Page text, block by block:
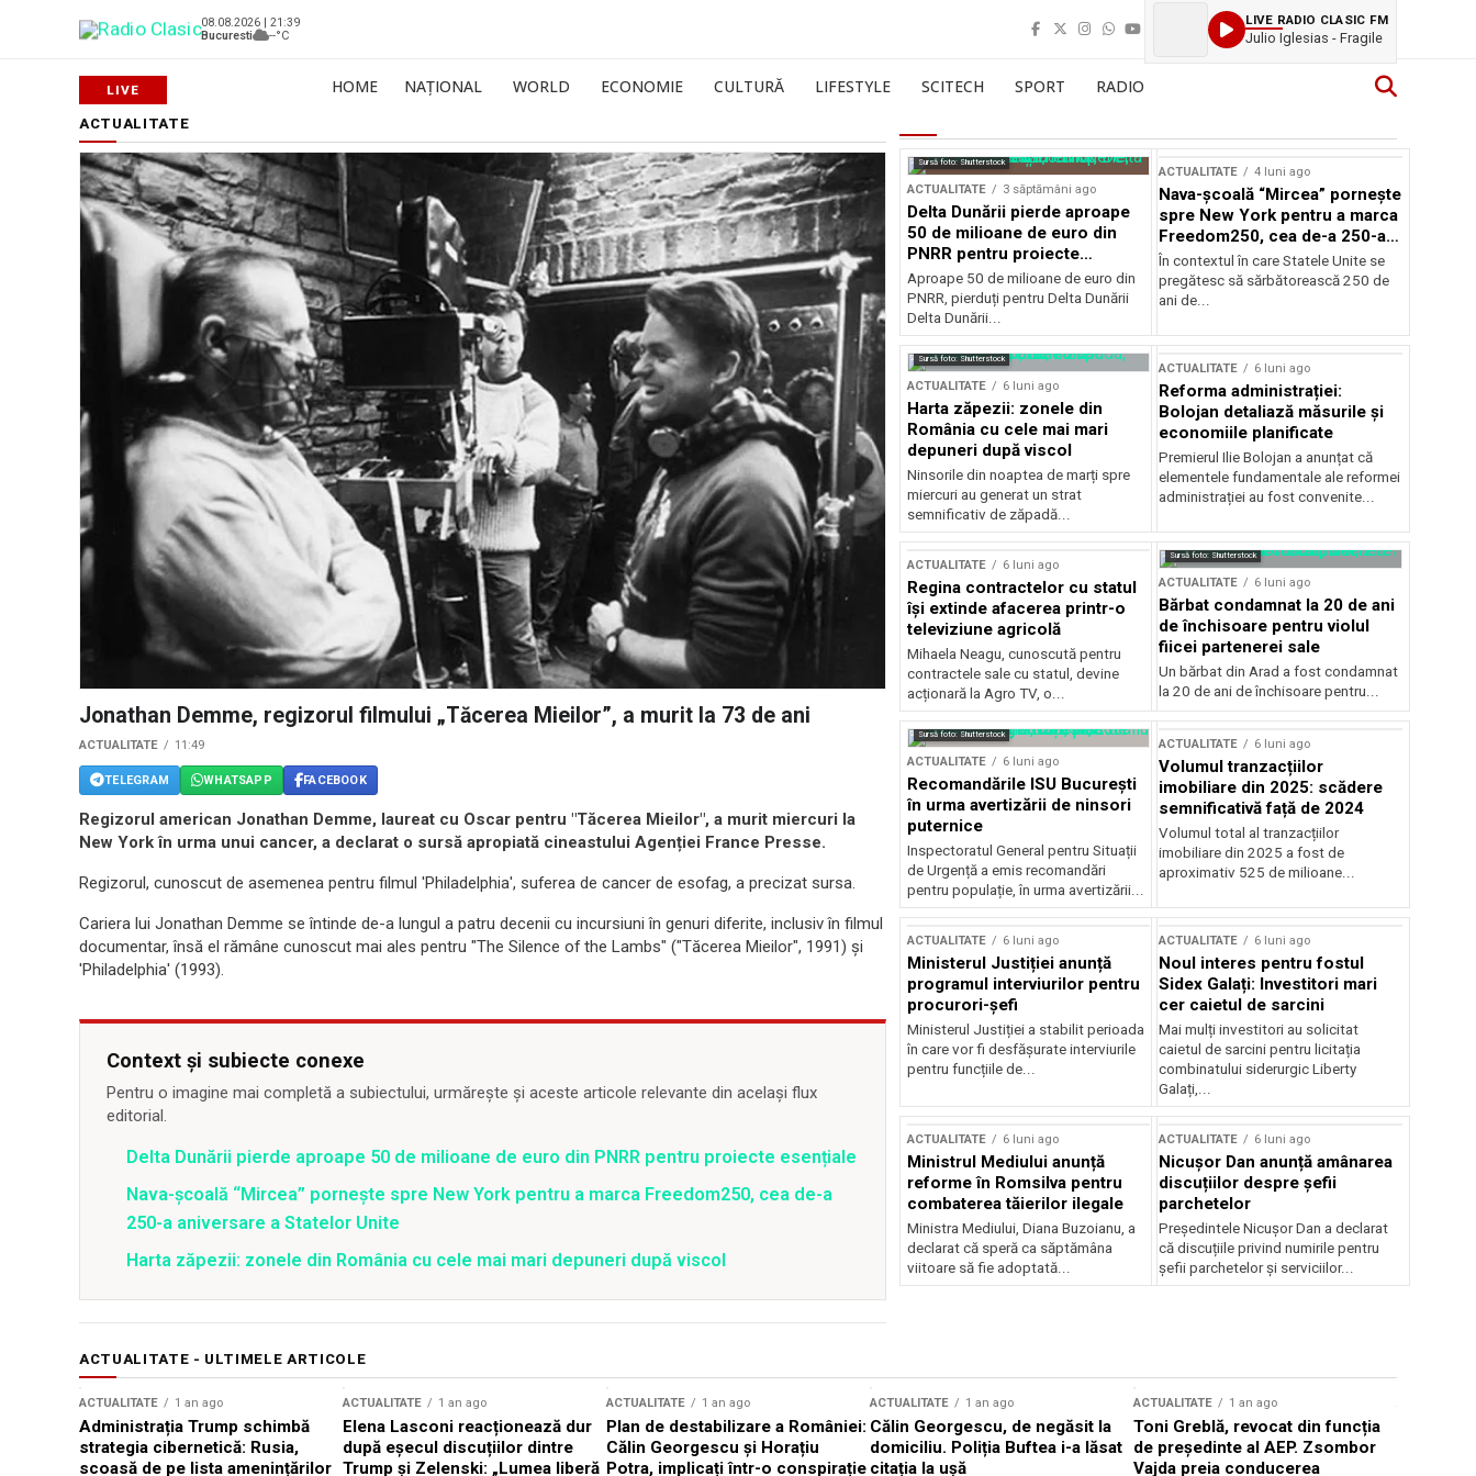
08.08.2026 | 21:39
Bucuresti
--°C
LIVE RADIO CLASIC FM
Julio Iglesias - Fragile
HOME NAȚIONAL WORLD ECONOMIE CULTURĂ LIFESTYLE SCITECH SPORT RADIO
ACTUALITATE
Jonathan Demme, regizorul filmului „Tăcerea Mieilor”, a murit la 73 de ani
ACTUALITATE 11:49
TELEGRAM WHATSAPP FACEBOOK
Regizorul american Jonathan Demme, laureat cu Oscar pentru "Tăcerea Mieilor", a murit miercuri la
New York în urma unui cancer, a declarat o sursă apropiată cineastului Agenției France Presse.
Regizorul, cunoscut de asemenea pentru filmul 'Philadelphia', suferea de cancer de esofag, a precizat sursa.
Cariera lui Jonathan Demme se întinde de-a lungul a patru decenii cu incursiuni în genuri diferite, inclusiv în filmul
documentar, însă el rămâne cunoscut mai ales pentru "The Silence of the Lambs" ("Tăcerea Mieilor", 1991) și
'Philadelphia' (1993).
Context și subiecte conexe
Pentru o imagine mai completă a subiectului, urmărește și aceste articole relevante din același flux
editorial.
Delta Dunării pierde aproape 50 de milioane de euro din PNRR pentru proiecte esențiale
Nava-școală “Mircea” pornește spre New York pentru a marca Freedom250, cea de-a
250-a aniversare a Statelor Unite
Harta zăpezii: zonele din România cu cele mai mari depuneri după viscol
Sursă foto: Shutterstock
ACTUALITATE 3 săptămâni ago
Delta Dunării pierde aproape
50 de milioane de euro din
PNRR pentru proiecte
esențiale
Aproape 50 de milioane de euro din
PNRR, pierduți pentru Delta Dunării
Delta Dunării...
ACTUALITATE 4 luni ago
Nava-școală “Mircea” pornește
spre New York pentru a marca
Freedom250, cea de-a 250-a
aniversare a Statelor Unite
În contextul în care Statele Unite se
pregătesc să sărbătorească 250 de
ani de...
Sursă foto: Shutterstock
ACTUALITATE 6 luni ago
Harta zăpezii: zonele din
România cu cele mai mari
depuneri după viscol
Ninsorile din noaptea de marți spre
miercuri au generat un strat
semnificativ de zăpadă...
ACTUALITATE 6 luni ago
Reforma administrației:
Bolojan detaliază măsurile și
economiile planificate
Premierul Ilie Bolojan a anunțat că
elementele fundamentale ale reformei
administrației au fost convenite...
ACTUALITATE 6 luni ago
Regina contractelor cu statul
își extinde afacerea printr-o
televiziune agricolă
Mihaela Neagu, cunoscută pentru
contractele sale cu statul, devine
acționară la Agro TV, o...
Sursă foto: Shutterstock
ACTUALITATE 6 luni ago
Bărbat condamnat la 20 de ani
de închisoare pentru violul
fiicei partenerei sale
Un bărbat din Arad a fost condamnat
la 20 de ani de închisoare pentru...
Sursă foto: Shutterstock
ACTUALITATE 6 luni ago
Recomandările ISU București
în urma avertizării de ninsori
puternice
Inspectoratul General pentru Situații
de Urgență a emis recomandări
pentru populație, în urma avertizării...
ACTUALITATE 6 luni ago
Volumul tranzacțiilor
imobiliare din 2025: scădere
semnificativă față de 2024
Volumul total al tranzacțiilor
imobiliare din 2025 a fost de
aproximativ 525 de milioane...
ACTUALITATE 6 luni ago
Ministerul Justiției anunță
programul interviurilor pentru
procurori-șefi
Ministerul Justiției a stabilit perioada
în care vor fi desfășurate interviurile
pentru funcțiile de...
ACTUALITATE 6 luni ago
Noul interes pentru fostul
Sidex Galați: Investitori mari
cer caietul de sarcini
Mai mulți investitori au solicitat
caietul de sarcini pentru licitația
combinatului siderurgic Liberty
Galați,...
ACTUALITATE 6 luni ago
Ministrul Mediului anunță
reforme în Romsilva pentru
combaterea tăierilor ilegale
Ministra Mediului, Diana Buzoianu, a
declarat că speră ca săptămâna
viitoare să fie adoptată...
ACTUALITATE 6 luni ago
Nicușor Dan anunță amânarea
discuțiilor despre șefii
parchetelor
Președintele Nicușor Dan a declarat
că discuțiile privind numirile pentru
șefii parchetelor și serviciilor...
ACTUALITATE - ULTIMELE ARTICOLE
ACTUALITATE 1 an ago
Administrația Trump schimbă
strategia cibernetică: Rusia,
scoasă de pe lista amenințărilor
ACTUALITATE 1 an ago
Elena Lasconi reacționează dur
după eșecul discuțiilor dintre
Trump și Zelenski: „Lumea liberă
ACTUALITATE 1 an ago
Plan de destabilizare a României:
Călin Georgescu și Horațiu
Potra, implicați într-o conspirație
ACTUALITATE 1 an ago
Călin Georgescu, de negăsit la
domiciliu. Poliția Buftea i-a lăsat
citația la ușă
ACTUALITATE 1 an ago
Toni Greblă, revocat din funcția
de președinte al AEP. Zsombor
Vajda preia conducerea